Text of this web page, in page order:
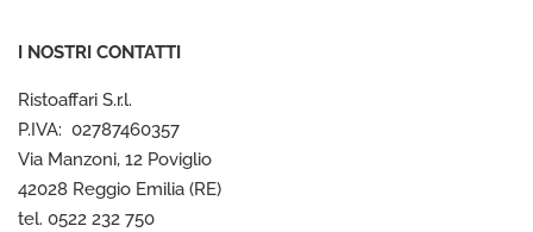
I NOSTRI CONTATTI
Ristoaffari S.r.l.
P.IVA: 02787460357
Via Manzoni, 12 Poviglio
42028 Reggio Emilia (RE)
tel. 0522 232 750